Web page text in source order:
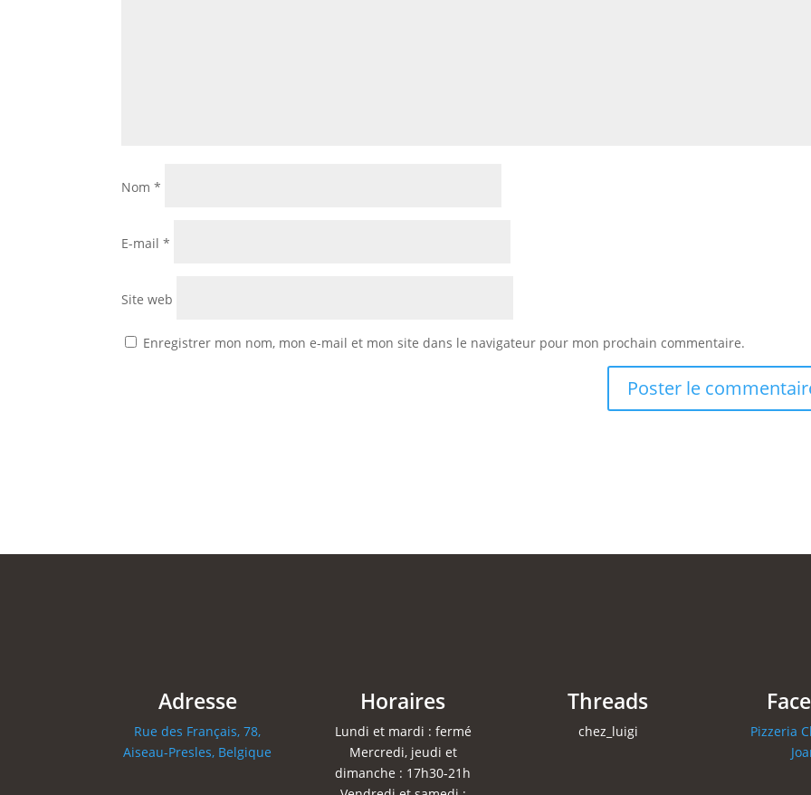
Nom*
E-mail*
Site web
Enregistrer mon nom, mon e-mail et mon site dans le navigateur pour mon prochain commentaire.
Adresse
Rue des Français, 78,
Aiseau-Presles, Belgique
Horaires
Lundi et mardi : fermé
Mercredi, jeudi et
dimanche : 17h30-21h
Threads
chez_luigi
Pizzeria